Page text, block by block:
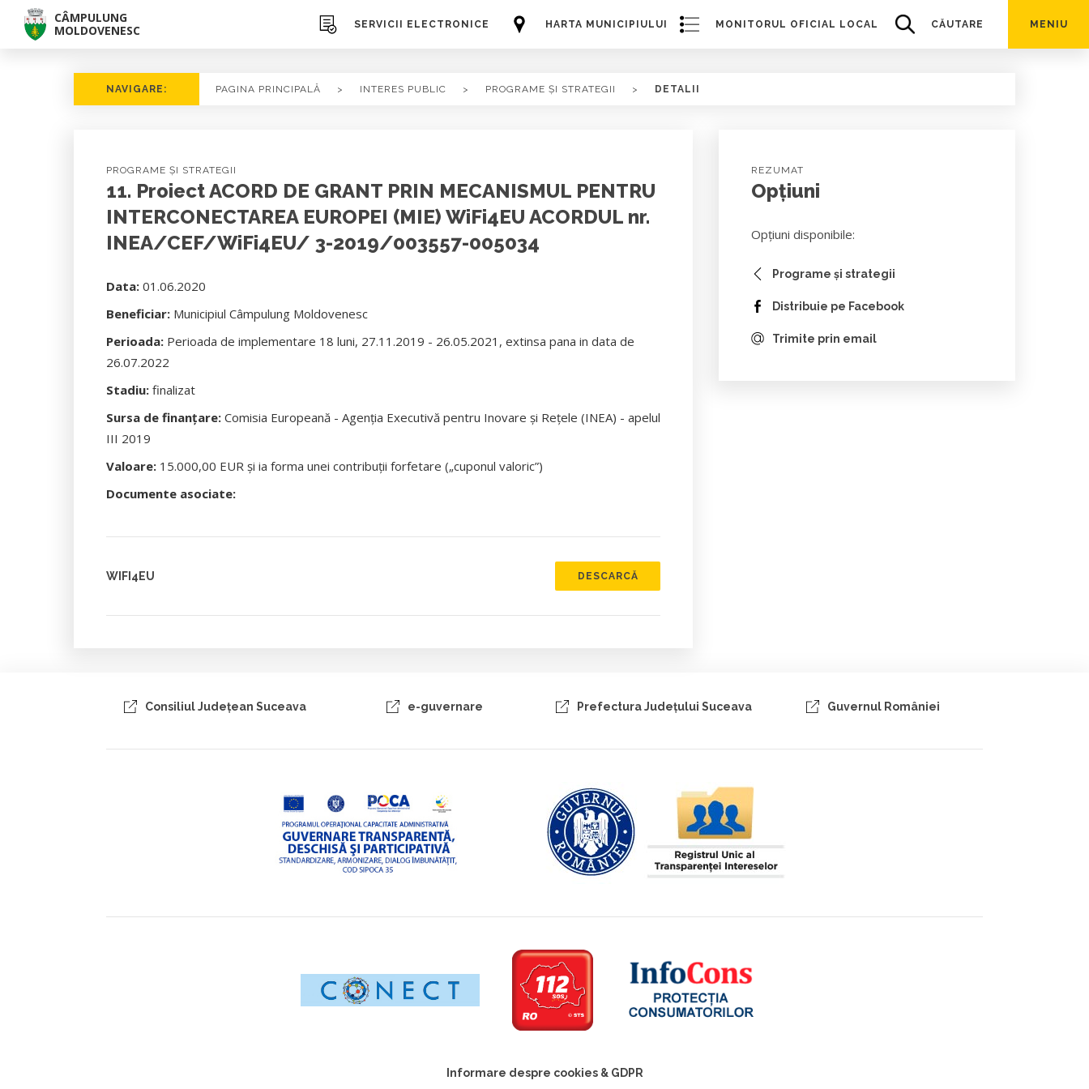
CÂMPULUNG
MOLDOVENESC
HARTA MUNICIPIULUI
SERVICII ELECTRONICE MONITORUL OFICIAL LOCAL CĂUTARE MENIU
NAVIGARE: PAGINA PRINCIPALĂ > INTERES PUBLIC > PROGRAME ȘI STRATEGII > DETALII
PROGRAME ȘI STRATEGII
11. Proiect ACORD DE GRANT PRIN MECANISMUL PENTRU
INTERCONECTAREA EUROPEI (MIE) WiFi4EU ACORDUL nr.
INEA/CEF/WiFi4EU/ 3-2019/003557-005034
Data: 01.06.2020
Beneficiar: Municipiul Câmpulung Moldovenesc
Perioada: Perioada de implementare 18 luni, 27.11.2019 - 26.05.2021, extinsa pana in data de
26.07.2022
Stadiu: finalizat
Sursa de finanțare: Comisia Europeană - Agenția Executivă pentru Inovare și Rețele (INEA) - apelul
III 2019
Valoare: 15.000,00 EUR și ia forma unei contribuții forfetare („cuponul valoric”)
Documente asociate:
WIFI4EU DESCARCĂ
REZUMAT
Opțiuni
Opțiuni disponibile:
Programe și strategii
Distribuie pe Facebook
Trimite prin email
Consiliul Judeţean Suceava e-guvernare Prefectura Judeţului Suceava Guvernul României
Informare despre cookies & GDPR